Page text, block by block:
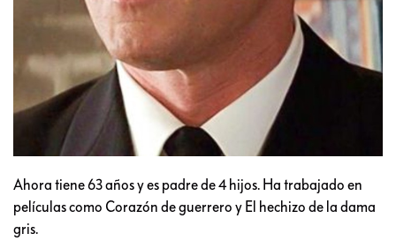
Ahora tiene 63 años y es padre de 4 hijos. Ha trabajado en
películas como Corazón de guerrero y El hechizo de la dama
gris.